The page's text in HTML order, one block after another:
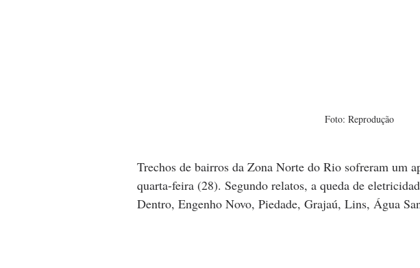
Foto: Reprodução
Trechos de bairros da Zona Norte do Rio sofreram um
quarta-feira (28). Segundo relatos, a queda de
Dentro, Engenho Novo, Piedade, Grajaú, Lins, Água